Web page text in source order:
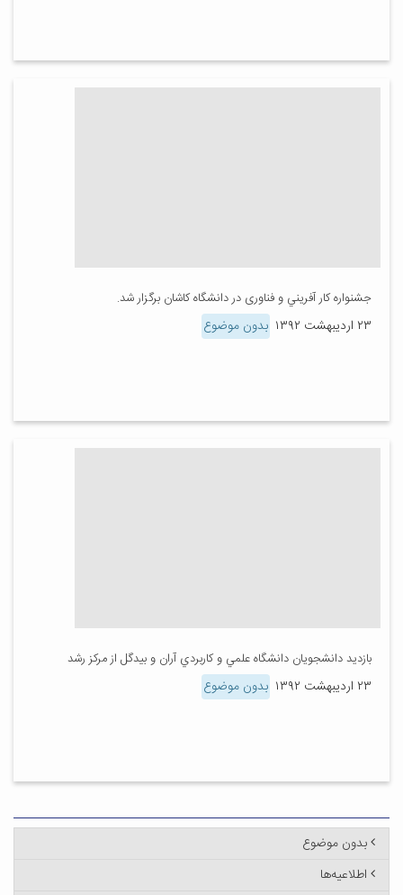
جشنواره كار آفريني و فناوری در دانشگاه كاشان برگزار شد.
۲۳ اردیبهشت ۱۳۹۲ بدون موضوع
بازديد دانشجويان دانشگاه علمي و كاربردي آران و بيدگل از مركز رشد
۲۳ اردیبهشت ۱۳۹۲ بدون موضوع
بدون موضوع
اطلاعیه‌ها